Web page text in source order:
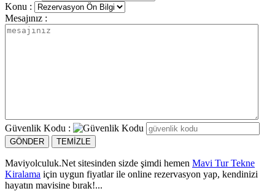
Konu :
Mesajınız :
Güvenlik Kodu :
Maviyolculuk.Net sitesinden sizde şimdi hemen Mavi Tur Tekne
Kiralama için uygun fiyatlar ile online rezervasyon yap, kendinizi
hayatın mavisine bırak!...